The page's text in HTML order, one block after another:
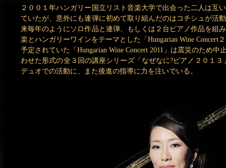
２００１年ハンガリー国立リスト音楽大学で出会った二人は互
ていたが、意外にも連弾に初めて取り組んだのはコチシュが活
来毎年のようにソロ作品と連弾、もしくは２台ピアノ作品を組
楽とハンガリーワインをテーマとした「Hungarian Wine
予定されていた「Hungarian Wine Concert 2011」は震災のため
わせた形式の全３回の講座シリーズ「なぜなに?ピアノ２０１
デュオでの活動に、また後進の指導に力を注いでいる。